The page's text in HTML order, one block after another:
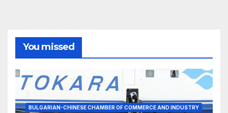
You missed
BULGARIAN-CHINESE CHAMBER OF COMMERCE AND INDUSTRY